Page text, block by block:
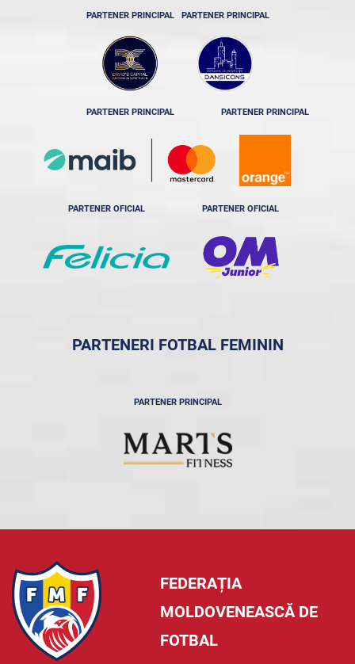
PARTENER PRINCIPAL PARTENER PRINCIPAL
PARTENER PRINCIPAL PARTENER PRINCIPAL
PARTENER OFICIAL PARTENER OFICIAL
PARTENERI FOTBAL FEMININ
PARTENER PRINCIPAL
FEDERAȚIA
MOLDOVENEASCĂ DE
FOTBAL